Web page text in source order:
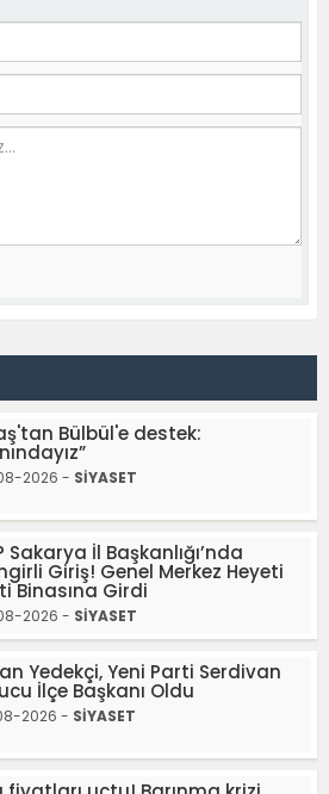
Bülbül'e destek:
2026 - SİYASET
Sakarya İl Başkanlığı’nda
Giriş! Genel Merkez Heyeti
Binasına Girdi
2026 - SİYASET
Yedekçi, Yeni Parti Serdivan
İlçe Başkanı Oldu
2026 - SİYASET